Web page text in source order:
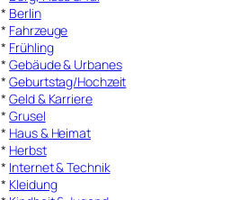
* Berlin
* Fahrzeuge
* Frühling
*Gebäude & Urbanes
*Geburtstag/Hochzeit
*Geld & Karriere
*Grusel
* Haus & Heimat
* Herbst
* Internet & Technik
* Kleidung